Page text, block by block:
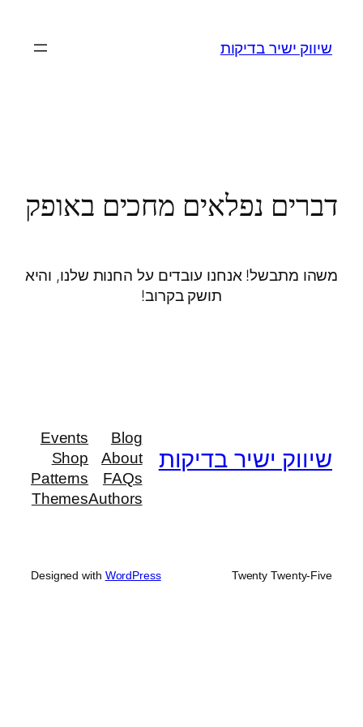
שיווק ישיר בדיקות
דברים נפלאים מחכים באופק
משהו מתבשל! אנחנו עובדים על החנות שלנו, והיא
תושק בקרוב!
שיווק ישיר בדיקות
Blog
About
FAQs
Authors
Events
Shop
Patterns
Themes
Twenty Twenty-Five
Designed with WordPress